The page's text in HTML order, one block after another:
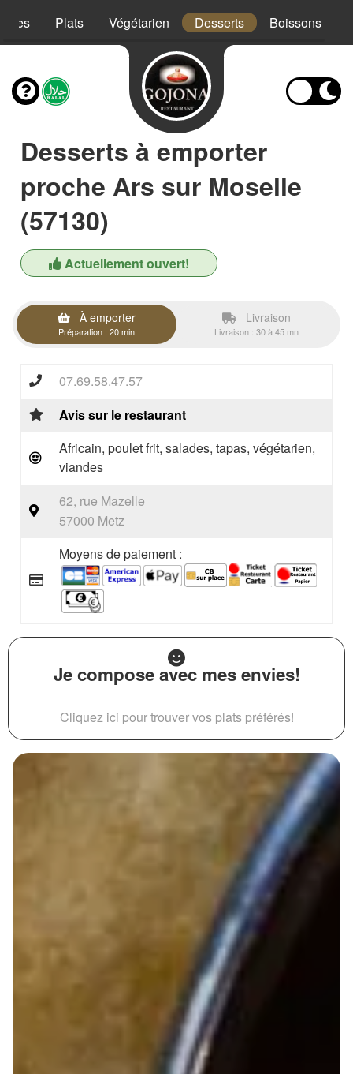
Plats Végétarien Desserts Boissons
Desserts à emporter
proche Ars sur Moselle
(57130)
Actuellement ouvert!
À emporter
Préparation : 20 min
Livraison
Livraison : 30 à 45 mn
07.69.58.47.57
Avis sur le restaurant
Africain, poulet frit, salades, tapas, végétarien,
viandes
62, rue Mazelle
57000 Metz
Moyens de paiement :
Je compose avec mes envies!
Cliquez ici pour trouver vos plats préférés!